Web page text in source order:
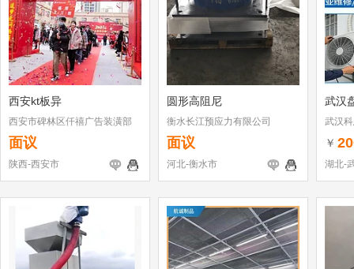
西安kt板异
西安市碑林区仟禧广告装潢部
面议
陕西-西安市
圆形高阻尼
衡水长江预应力有限公司
面议
河北-衡水市
武汉
武汉
￥
湖北-